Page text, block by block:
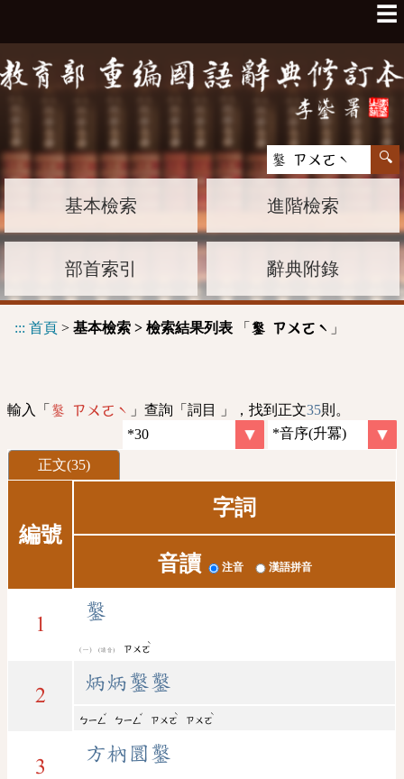
☰
基本檢索 進階檢索
部首索引 辭典附錄
::: 首頁 > 基本檢索 > 檢索結果列表 「 鑿 ㄗㄨㄛˋ 」
輸入「 鑿 ㄗㄨㄛˋ 」查詢「詞目 」，找到正文35則。
正文(35)
編號
字詞
音讀 注音 漢語拼音
1
鑿
(讀音) ㄗㄨㄛ
ˋ
2
炳炳鑿鑿
ㄅㄧㄥ
ˇ
ㄅㄧㄥ
ˇ
ㄗㄨㄛ
ˋ
ㄗㄨㄛ
ˋ
3
方枘圜鑿